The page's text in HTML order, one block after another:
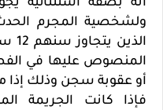
أنه بصفة استثنائية
ولشخصية المجرم
المنصوص عليها في
أو عقوبة سجن وذلك إذا
فإذا كانت الجريمة